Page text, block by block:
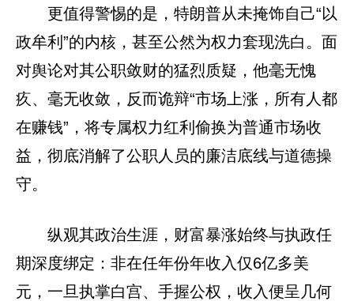
更值得警惕的是，特朗普从未掩饰自己“以
政牟利”的内核，甚至公然为权力套现洗白。面
对舆论对其公职敛财的猛烈质疑，他毫无愧
疚、毫无收敛，反而诡辩“市场上涨，所有人都
在赚钱”，将专属权力红利偷换为普通市场收
益，彻底消解了公职人员的廉洁底线与道德操
守。
纵观其政治生涯，财富暴涨始终与执政任
期深度绑定：非在任年份年收入仅6亿多美
元，一旦执掌白宫、手握公权，收入便呈几何